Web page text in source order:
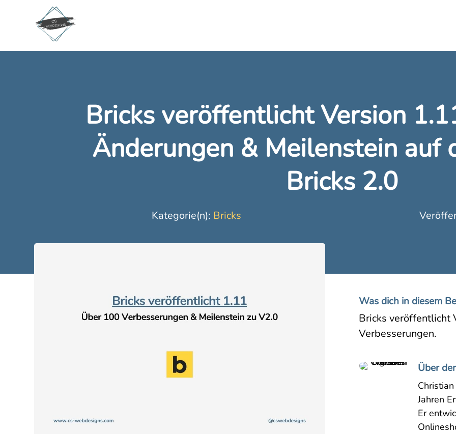
Bricks veröffentlicht Version
Änderungen & Meilenstein auf
Bricks 2.0
Kategorie(n): Bricks
Was dich in diesem
Bricks veröffentlicht
Verbesserungen.
Über
Jahren
Er